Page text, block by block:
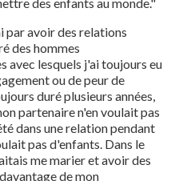
par avoir des relations
des hommes
avec lesquels j'ai toujours eu
ou de peur de
duré plusieurs années,
partenaire n'en voulait pas
dans une relation pendant
pas d'enfants. Dans le
me marier et avoir des
de mon